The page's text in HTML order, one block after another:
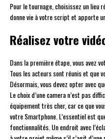
Pour le tournage, choisissez un lieu
donne vie à votre script et apporte
Réalisez votre
Dans la première étape, vous avez
Tous les acteurs sont réunis et que
Désormais, vous devez opter avec
Le choix d’une camera n’est pas
équipement très cher, car ce que
votre Smartphone. L’essentiel est
fonctionnalités. Un endroit avec